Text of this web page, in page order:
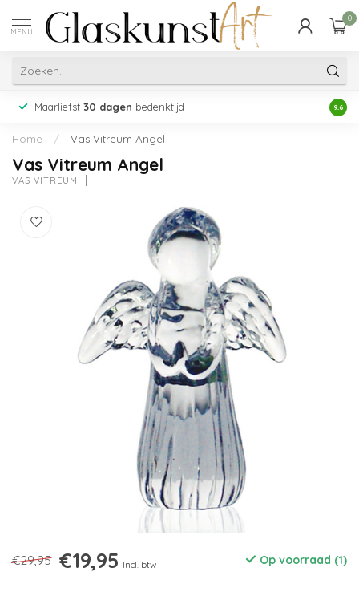
MENU
0
Maarliefst 30 dagen bedenktijd 9.6
Home / Vas Vitreum Angel
Vas Vitreum Angel
VAS VITREUM
€29,95 €19,95 Incl. btw Op voorraad (1)